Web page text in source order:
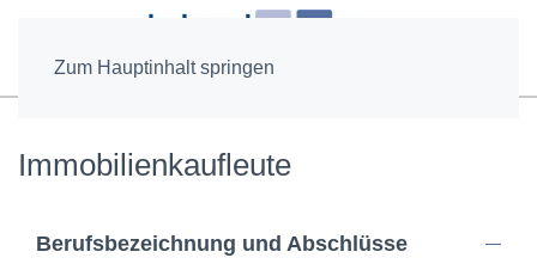
Zum Hauptinhalt springen
Immobilienkaufleute
Berufsbezeichnung und Abschlüsse